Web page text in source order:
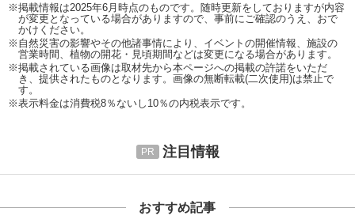
※掲載情報は2025年6月時点のものです。随時更新をしておりますが内容
が変更となっている場合がありますので、事前にご確認のうえ、おで
かけください。
※自然災害の影響やその他諸事情により、イベントの開催情報、施設の
営業時間、植物の開花・見頃期間などは変更になる場合があります。
※掲載されている画像は取材先から本ページへの掲載の許諾をいただ
き、提供されたものとなります。画像の無断転載(二次使用)は禁止で
す。
※表示料金は消費税8％ないし10％の内税表示です。
注目情報
おすすめ記事